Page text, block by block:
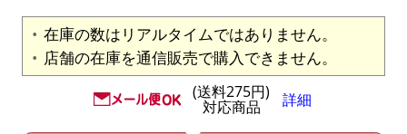
在庫の数はリアルタイムではありません。
店舗の在庫を通信販売で購入できません。
(送料275円)
対応商品 詳細